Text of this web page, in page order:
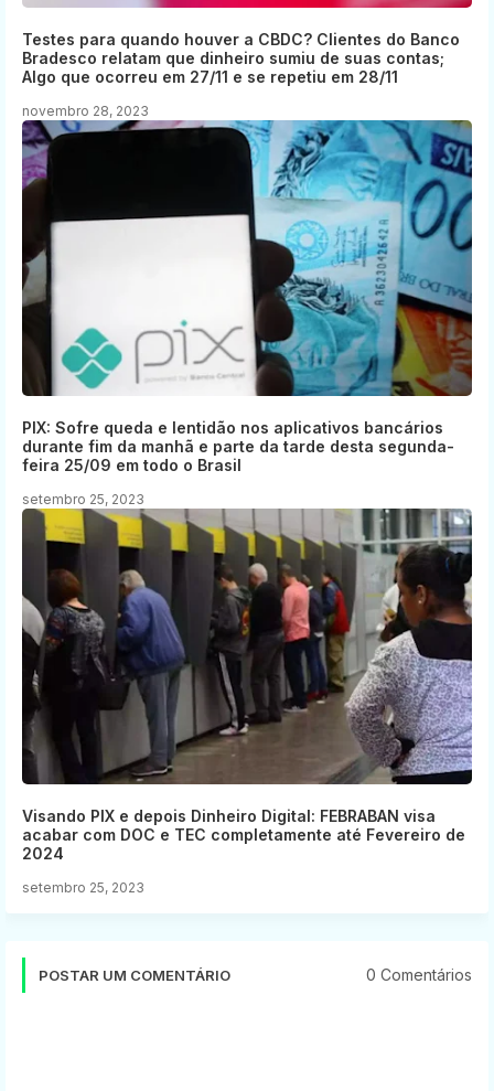
Testes para quando houver a CBDC? Clientes do Banco
Bradesco relatam que dinheiro sumiu de suas contas;
Algo que ocorreu em 27/11 e se repetiu em 28/11
novembro 28, 2023
PIX: Sofre queda e lentidão nos aplicativos bancários
durante fim da manhã e parte da tarde desta segunda-
feira 25/09 em todo o Brasil
setembro 25, 2023
Visando PIX e depois Dinheiro Digital: FEBRABAN visa
acabar com DOC e TEC completamente até Fevereiro de
2024
setembro 25, 2023
POSTAR UM COMENTÁRIO 0 Comentários